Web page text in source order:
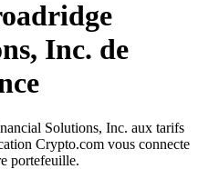
Inc. de
Solutions, Inc. aux tarifs
Crypto.com vous connecte
portefeuille.